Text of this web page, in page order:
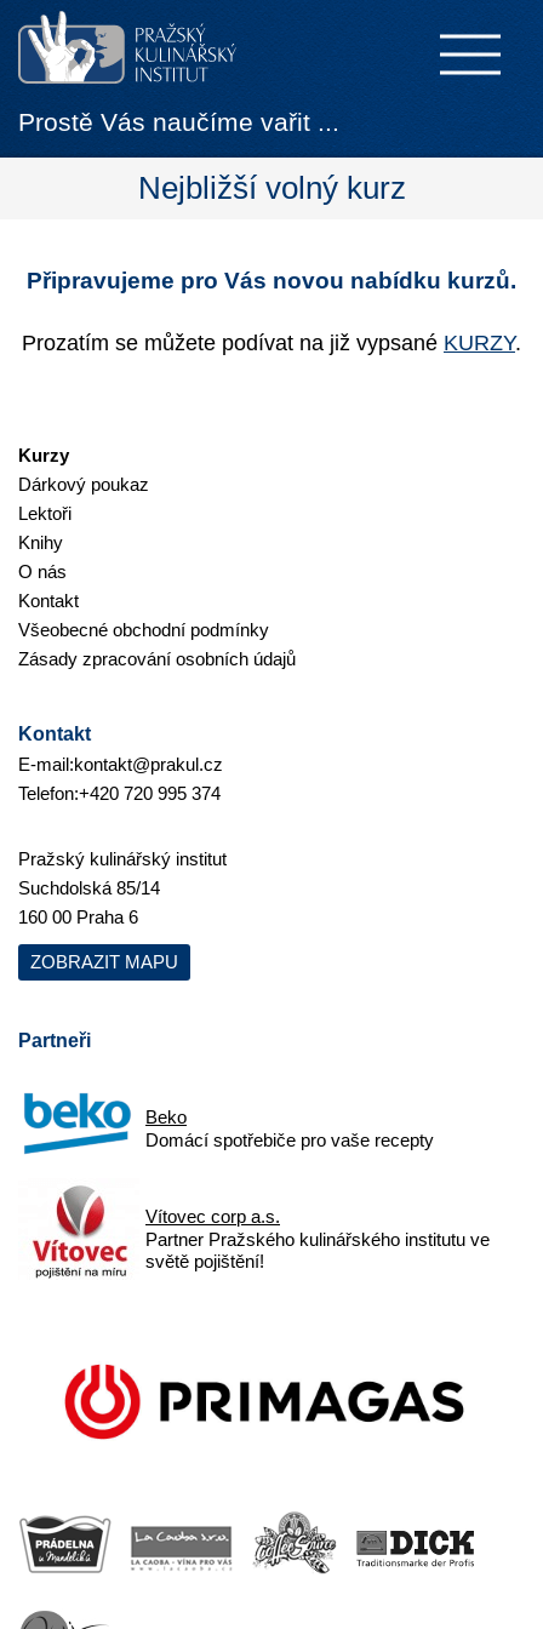
Prostě Vás naučíme vařit ...
Nejbližší volný kurz
Připravujeme pro Vás novou nabídku kurzů.
Prozatím se můžete podívat na již vypsané KURZY.
Kurzy
Dárkový poukaz
Lektoři
Knihy
O nás
Kontakt
Všeobecné obchodní podmínky
Zásady zpracování osobních údajů
Kontakt
E-mail:kontakt@prakul.cz
Telefon:+420 720 995 374
Pražský kulinářský institut
Suchdolská 85/14
160 00 Praha 6
ZOBRAZIT MAPU
Partneři
Beko
Domácí spotřebiče pro vaše recepty
Vítovec corp a.s.
Partner Pražského kulinářského institutu ve
světě pojištění!